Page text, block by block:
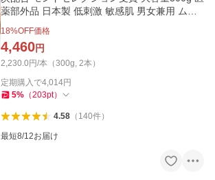
薬部外品 日本製 低刺激 敏感肌 男女兼用 ムダ
毛処理 EVERSKIN
18%OFF価格
4,460円
2,230.0円/本（300g, 2本）
定期購入で4,014円
5% （203pt）
4.58（ 140件）
最短8/12お届け